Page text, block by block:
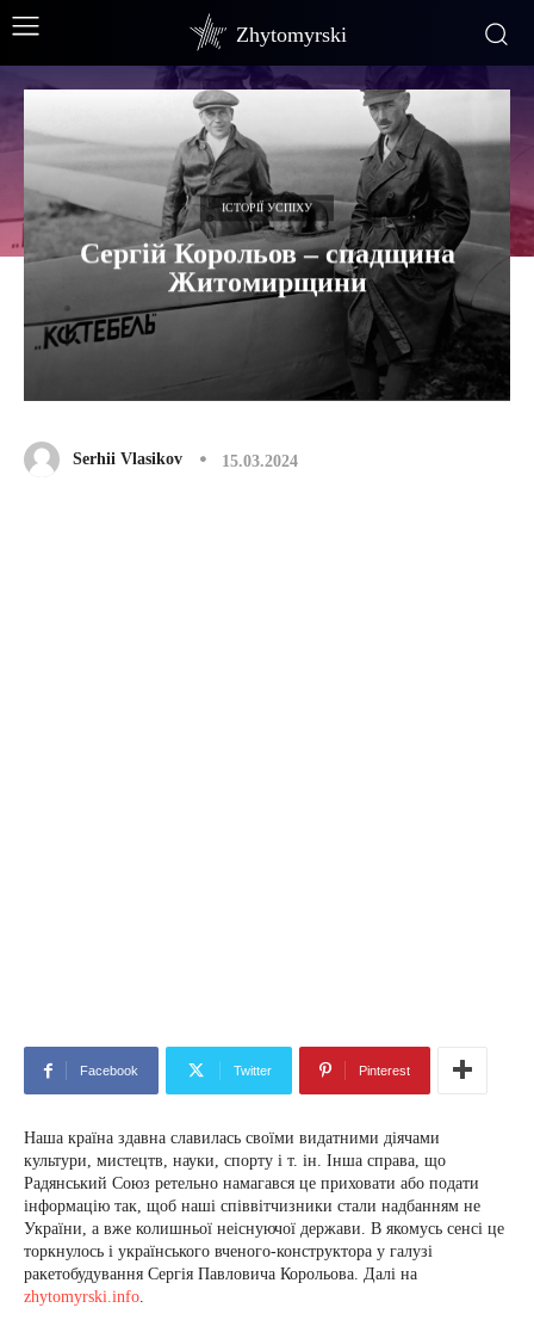
Zhytomyrski
ІСТОРІЇ УСПІХУ
Сергій Корольов – спадщина
Житомирщини
Serhii Vlasikov 15.03.2024
Facebook Twitter Pinterest
Наша країна здавна славилась своїми видатними діячами
культури, мистецтв, науки, спорту і т. ін. Інша справа, що
Радянський Союз ретельно намагався це приховати або подати
інформацію так, щоб наші співвітчизники стали надбанням не
України, а вже колишньої неіснуючої держави. В якомусь сенсі це
торкнулось і українського вченого-конструктора у галузі
ракетобудування Сергія Павловича Корольова. Далі на
zhytomyrski.info.